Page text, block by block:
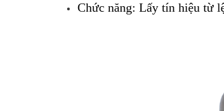
Chức năng: Lấy tín hiệu từ